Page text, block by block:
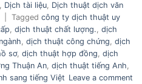
, Dịch tài liệu, Dịch thuật dịch văn
Tagged công ty dịch thuật uy
, dịch thuật chất lượng., dịch
, dịch thuật công chứng, dịch
sơ, dịch thuật hợp đồng, dịch
Thuận An, dịch thuật tiếng Anh,
sang tiếng Việt Leave a comment